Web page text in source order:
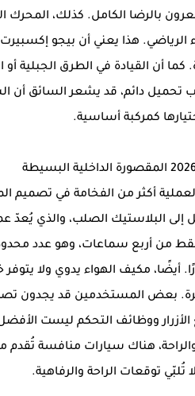
بالرضا الكامل. كذلك،
الرياضي. هذا يعني أن بيجو
كما أن القيادة في الطرق
تحميل دائم، قد يشعر السائق أن
كمركبة أساسية.
أكثر من الفخامة في تصميم
إلى البلاستيك الصلب، والذي يُعدّ
من أربع سماعات، وهو عدد
أيضًا، مكيف الهواء يدوي ولا يتوفر
بعض المستخدمين قد يجدون
الأزرار ووظائف التحكم ليست
هناك سيارات منافسة تُقدم
تُلبّي توقعات الراحة والرفاهية.